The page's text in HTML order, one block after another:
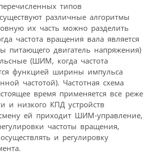
типов
различные алгоритмы
их часть можно разделить
частота вращения вала является
питающего двигатель напряжения)
(ШИМ, когда частота
функцией ширины импульса
частотой). Частотная схема
время применяется все реже
и низкого КПД устройств
ей приходит ШИМ-управление,
частоты вращения,
и регулировку